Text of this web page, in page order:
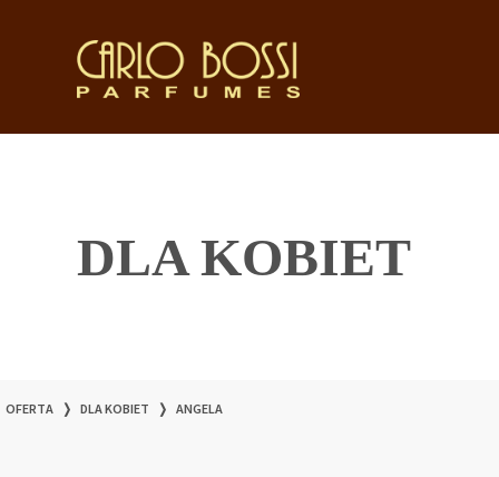
DLA KOBIET
OFERTA ❭ DLA KOBIET ❭ ANGELA